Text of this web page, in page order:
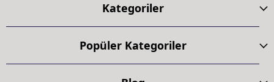
Kategoriler
Popüler Kategoriler